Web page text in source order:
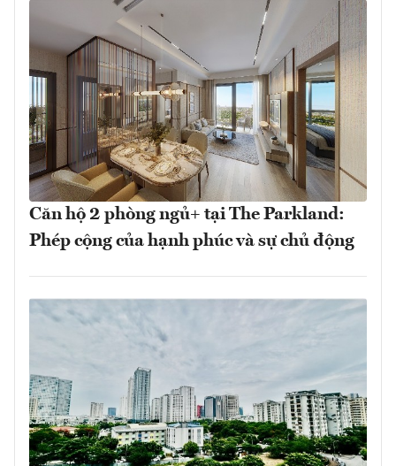
Căn hộ 2 phòng ngủ+ tại The Parkland:
Phép cộng của hạnh phúc và sự chủ động